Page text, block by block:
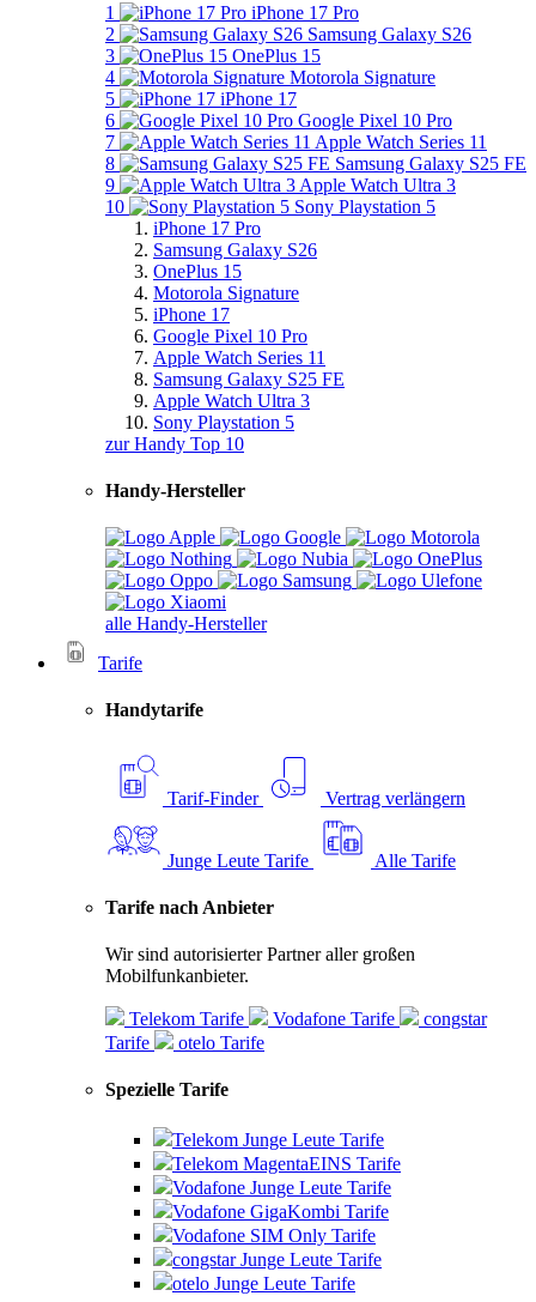
1
iPhone 17 Pro
2
Samsung Galaxy S26
3
OnePlus 15
4
Motorola Signature
5
iPhone 17
6
Google Pixel 10 Pro
7
Apple Watch Series 11
8
Samsung Galaxy S25 FE
9
Apple Watch Ultra 3
10
Sony Playstation 5
iPhone 17 Pro
Samsung Galaxy S26
OnePlus 15
Motorola Signature
iPhone 17
Google Pixel 10 Pro
Apple Watch Series 11
Samsung Galaxy S25 FE
Apple Watch Ultra 3
Sony Playstation 5
zur Handy Top 10
Handy-Hersteller
alle Handy-Hersteller
Tarife
Handytarife
Tarif-Finder Vertrag verlängern
Junge Leute Tarife Alle Tarife
Tarife nach Anbieter
Wir sind autorisierter Partner aller großen
Mobilfunkanbieter.
Telekom Tarife Vodafone Tarife
congstar
Tarife
otelo Tarife
Spezielle Tarife
Telekom Junge Leute Tarife
Telekom MagentaEINS Tarife
Vodafone Junge Leute Tarife
Vodafone GigaKombi Tarife
Vodafone SIM Only Tarife
congstar Junge Leute Tarife
otelo Junge Leute Tarife